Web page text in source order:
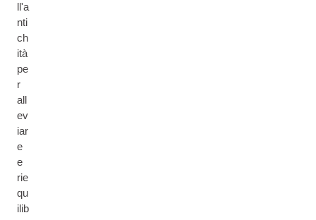
ll'a
nti
ch
ità
pe
r
all
ev
iar
e
e
rie
qu
ilib